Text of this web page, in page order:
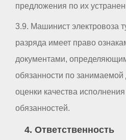
предложения по их
3.9. Машинист электровоза
разряда имеет право
документами,
обязанности по занимаемой
оценки качества
обязанностей.
4. Ответственность